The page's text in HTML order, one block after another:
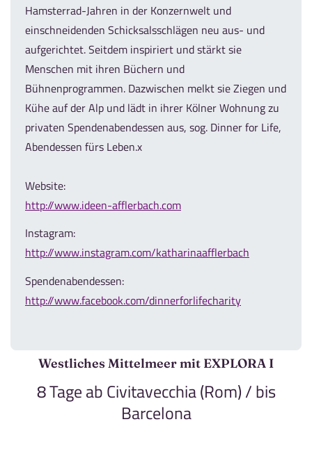
Hamsterrad-Jahren in der Konzernwelt und
einschneidenden Schicksalsschlägen neu aus- und
aufgerichtet. Seitdem inspiriert und stärkt sie
Menschen mit ihren Büchern und
Bühnenprogrammen. Dazwischen melkt sie Ziegen und
Kühe auf der Alp und lädt in ihrer Kölner Wohnung zu
privaten Spendenabendessen aus, sog. Dinner for Life,
Abendessen fürs Leben.x
Website:
http://www.ideen-afflerbach.com
Instagram:
http://www.instagram.com/katharinaafflerbach
Spendenabendessen:
http://www.facebook.com/dinnerforlifecharity
Westliches Mittelmeer mit EXPLORA I
8 Tage ab Civitavecchia (Rom) / bis
Barcelona